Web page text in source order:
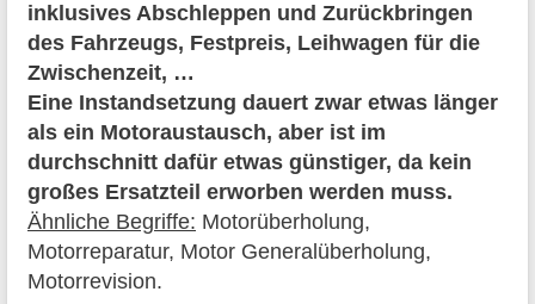
inklusives Abschleppen und Zurückbringen
des Fahrzeugs, Festpreis, Leihwagen für die
Zwischenzeit, …
Eine Instandsetzung dauert zwar etwas länger
als ein Motoraustausch, aber ist im
durchschnitt dafür etwas günstiger, da kein
großes Ersatzteil erworben werden muss.
Ähnliche Begriffe: Motorüberholung,
Motorreparatur, Motor Generalüberholung,
Motorrevision.